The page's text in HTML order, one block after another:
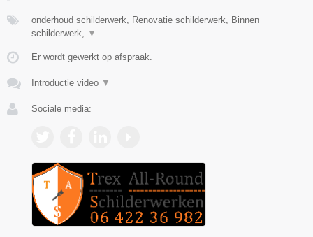
onderhoud schilderwerk, Renovatie schilderwerk, Binnen
schilderwerk,
▼
Er wordt gewerkt op afspraak.
Introductie video ▼
Sociale media: